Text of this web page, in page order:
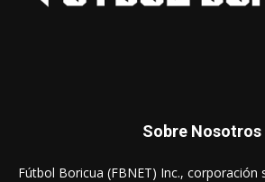
Sobre Nosotros
Fútbol Boricua (FBNET) Inc., corporación